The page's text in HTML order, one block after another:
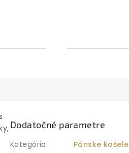
Dodatočné parametre
Kategória:
Pánske košele